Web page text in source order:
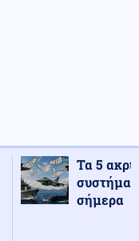
Τα 5
σήμερα